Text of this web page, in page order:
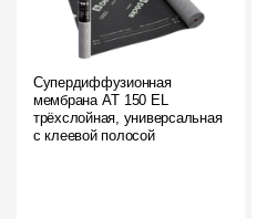
Супердиффузионная
мембрана АT 150 EL
трёхслойная, универсальная
с клеевой полосой